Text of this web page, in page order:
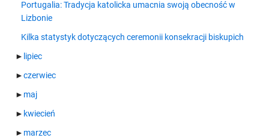
Portugalia: Tradycja katolicka umacnia swoją obecność w
Lizbonie
Kilka statystyk dotyczących ceremonii konsekracji biskupich
► lipiec
►czerwiec
► maj
► kwiecień
► marzec